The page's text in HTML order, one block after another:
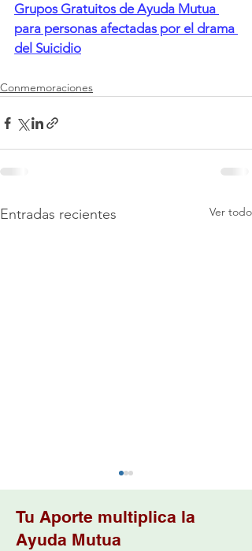
Grupos Gratuitos de Ayuda Mutua
para personas afectadas por el drama
del Suicidio
Conmemoraciones
Entradas recientes Ver todo
Tu Aporte multiplica la
Ayuda Mutua